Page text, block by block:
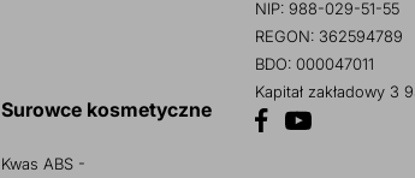
NIP: 988-029-51-55
REGON: 362594789
BDO: 000047011
Kapitał zakładowy 3
Surowce kosmetyczne
Kwas ABS -